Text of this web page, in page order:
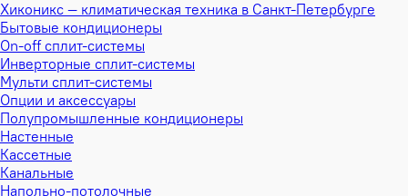
Хиконикс — климатическая техника в Санкт-Петербурге
Бытовые кондиционеры
On-off сплит-системы
Инверторные сплит-системы
Мульти сплит-системы
Опции и аксессуары
Полупромышленные кондиционеры
Настенные
Кассетные
Канальные
Напольно-потолочные